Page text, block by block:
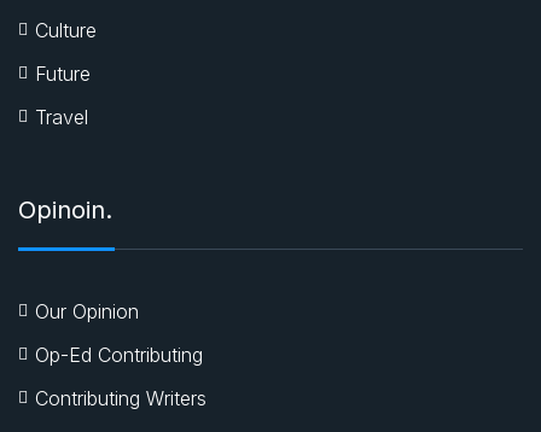
Culture
Future
Travel
Opinoin.
Our Opinion
Op-Ed Contributing
Contributing Writers